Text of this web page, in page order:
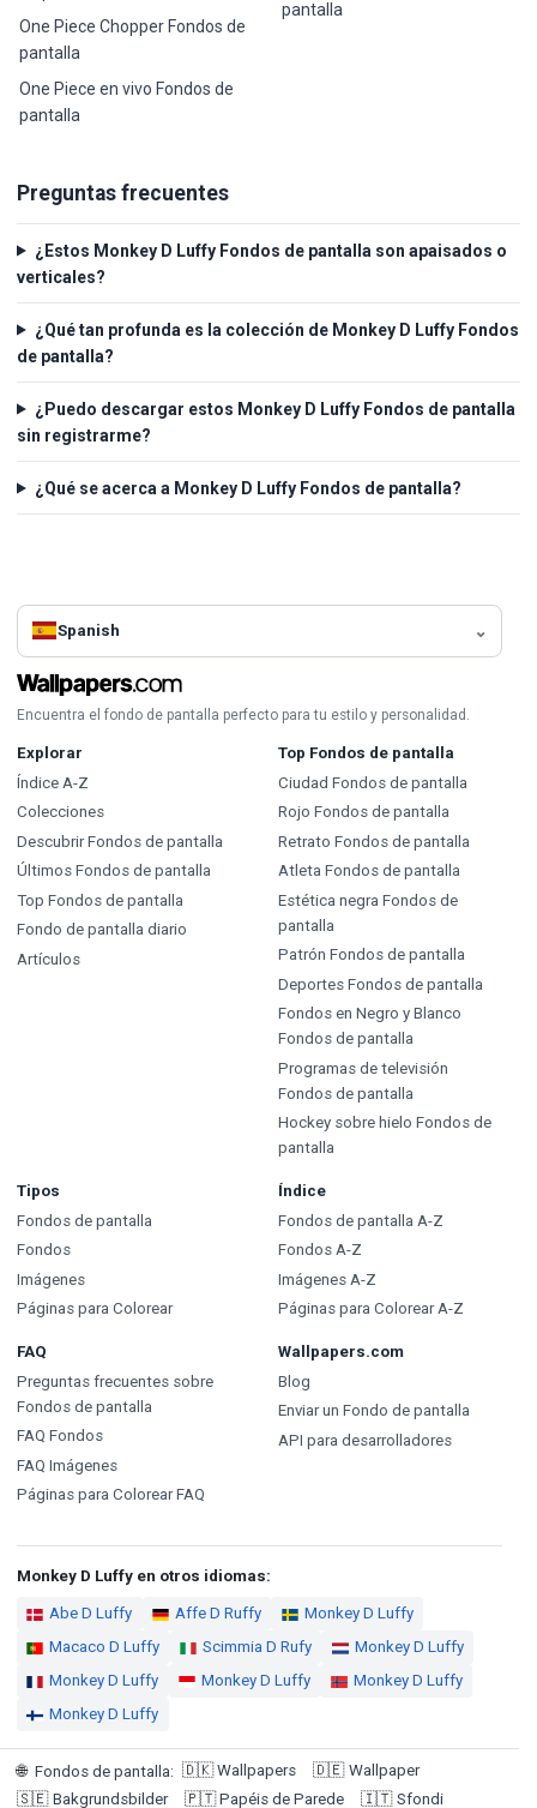
One Piece Chopper Fondos de
pantalla
One Piece en vivo Fondos de
pantalla
pantalla
Preguntas frecuentes
¿Estos Monkey D Luffy Fondos de pantalla son apaisados o
verticales?
¿Qué tan profunda es la colección de Monkey D Luffy Fondos
de pantalla?
¿Puedo descargar estos Monkey D Luffy Fondos de pantalla
sin registrarme?
¿Qué se acerca a Monkey D Luffy Fondos de pantalla?
Spanish
Encuentra el fondo de pantalla perfecto para tu estilo y personalidad.
Explorar
Índice A-Z
Colecciones
Descubrir Fondos de pantalla
Últimos Fondos de pantalla
Top Fondos de pantalla
Fondo de pantalla diario
Artículos
Top Fondos de pantalla
Ciudad Fondos de pantalla
Rojo Fondos de pantalla
Retrato Fondos de pantalla
Atleta Fondos de pantalla
Estética negra Fondos de
pantalla
Patrón Fondos de pantalla
Deportes Fondos de pantalla
Fondos en Negro y Blanco
Fondos de pantalla
Programas de televisión
Fondos de pantalla
Hockey sobre hielo Fondos de
pantalla
Tipos
Fondos de pantalla
Fondos
Imágenes
Páginas para Colorear
Índice
Fondos de pantalla A-Z
Fondos A-Z
Imágenes A-Z
Páginas para Colorear A-Z
FAQ
Preguntas frecuentes sobre
Fondos de pantalla
FAQ Fondos
FAQ Imágenes
Páginas para Colorear FAQ
Wallpapers.com
Blog
Enviar un Fondo de pantalla
API para desarrolladores
Monkey D Luffy en otros idiomas:
Abe D Luffy Affe D Ruffy
Monkey D Luffy
Macaco D Luffy
Scimmia D Rufy
Monkey D Luffy
Monkey D Luffy
Monkey D Luffy
Monkey D Luffy
Monkey D Luffy
🌐 Fondos de pantalla: 🇩🇰 Wallpapers 🇩🇪 Wallpaper
🇸🇪 Bakgrundsbilder 🇵🇹 Papéis de Parede 🇮🇹 Sfondi